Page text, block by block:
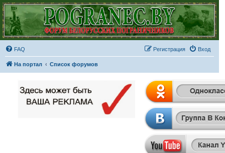
FAQ Вход
Регистрация
На портал Список форумов